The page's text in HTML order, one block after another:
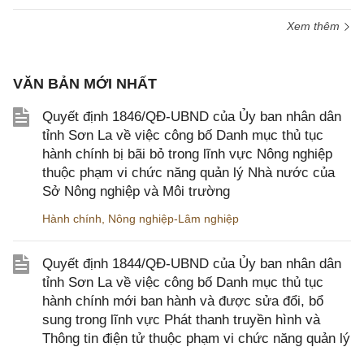
Xem thêm
VĂN BẢN MỚI NHẤT
Quyết định 1846/QĐ-UBND của Ủy ban nhân dân
tỉnh Sơn La về việc công bố Danh mục thủ tục
hành chính bị bãi bỏ trong lĩnh vực Nông nghiệp
thuộc phạm vi chức năng quản lý Nhà nước của
Sở Nông nghiệp và Môi trường
Hành chính Nông nghiệp-Lâm nghiệp
Quyết định 1844/QĐ-UBND của Ủy ban nhân dân
tỉnh Sơn La về việc công bố Danh mục thủ tục
hành chính mới ban hành và được sửa đổi, bổ
sung trong lĩnh vực Phát thanh truyền hình và
Thông tin điện tử thuộc phạm vi chức năng quản lý